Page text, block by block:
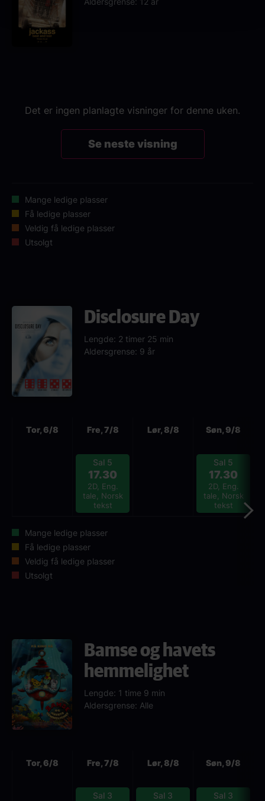
Det er ingen planlagte visninger for denne uken.
Se neste visning
Mange ledige plasser
Få ledige plasser
Veldig få ledige plasser
Utsolgt
Disclosure Day
Lengde: 2 timer 25 min
Aldersgrense: 9 år
Tor, 6/8 Fre, 7/8
Sal 5
17.30
2D, Eng.
tale, Norsk
tekst
Lør, 8/8 Søn, 9/8
Sal 5
17.30
2D, Eng.
tale, Norsk
tekst
Mange ledige plasser
Få ledige plasser
Veldig få ledige plasser
Utsolgt
Bamse og havets
hemmelighet
Lengde: 1 time 9 min
Aldersgrense: Alle
Tor, 6/8 Fre, 7/8
Sal 3
Lør, 8/8
Sal 3
Søn, 9/8
Sal 3